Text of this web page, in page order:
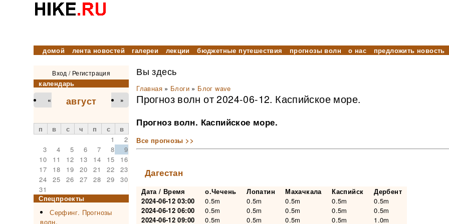
домой лента новостей галереи лекции бюджетные путешествия прогнозы волн о нас предложить новость
Вход / Регистрация
календарь
август
« »
п в с ч п с
в
1
2
3
4 5 6 7 8
9
10
11 12 13 14 15
16
17
18 19 20 21 22
23
24
25 26 27 28 29
30
31
Спецпроекты
Серфинг. Прогнозы
волн.
Вы здесь
Главная» Блоги » Блог wave
Прогноз волн от 2024-06-12. Каспийское море.
Прогноз волн. Каспийское море.
Все прогнозы >>
Дагестан
Дата / Время
2024-06-12 03:00
2024-06-12 06:00
2024-06-12 09:00
о.Чечень
0.5m
0.5m
0.5m
Лопатин
0.5m
0.5m
0.5m
Махачкала
0.5m
0.5m
0.5m
Каспийск
0.5m
0.5m
0.5m
Дербент
0.5m
0.5m
1.0m